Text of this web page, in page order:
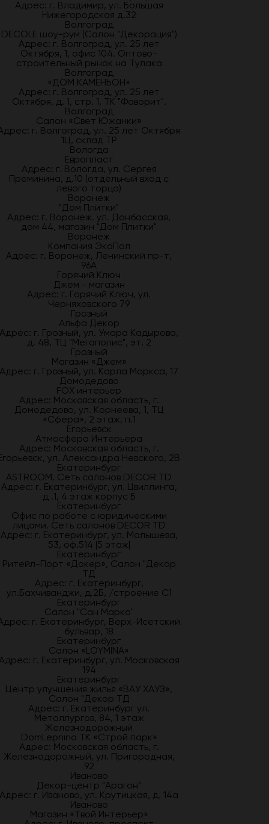
Адрес: г. Владимир, ул. Большая
Нижегородская д.32
Волгоград
DECOLE шоу-рум (Салон "Декорация")
Адрес: г. Волгоград, ул. 25 лет
Октября, 1, офис 104. Оптово-
строительный рынок на Тулака
Волгоград
«ДОМ КАМЕНЬОН»
Адрес: г. Волгоград, ул. 25 лет
Октября, д. 1, стр. 1, ТК "Фаворит".
Волгоград
Салон «Свет Южанки»
г. Волгоград, ул. 25 лет Октября
1Ц, склад ТР
Вологда
Европласт
Адрес: г. Вологда, ул. Сергея
Преминина, д.10 (отдельный вход с
левого торца)
Воронеж
"Дом Плитки"
Адрес: г. Воронеж. ул. Донбасская,
дом 44, магазин "Дом Плитки"
Воронеж
Компания ЭкоПол
Адрес: г. Воронеж, Ленинский пр-т,
96А
Горячий Ключ
Джем - магазин
Адрес: г. Горячий Ключ, ул.
Черняховского 79
Грозный
Альфа Декор
Адрес: г. Грозный, ул. Умара Кадырова,
д. 48, ТЦ "Мегаполис", эт. 2
Грозный
Магазин «Джем»
Адрес: г. Грозный, ул. Карла Маркса, 17
Домодедово
FOX интерьер
Адрес: Московская область, г.
Домодедово, ул. Корнеева, 1, ТЦ
«Сфера», 2 этаж, п.1
Егорьевск
Атмосфера Интерьера
Адрес: Московская область, г.
ул. Александра Невского, 2В
Екатеринбург
ASTROOM. Сеть салонов DECOR TD
Адрес: г. Екатеринбург, ул. Цвиллинга,
д .1, 4 этаж корпус Б
Екатеринбург
Офис по работе с юридическими
лицами. Сеть салонов DECOR TD
Адрес: г. Екатеринбург, ул. Малышева,
53, оф.514 |5 этаж|
Екатеринбург
Ритейл-Порт «Докер», Салон "Декор
ТД
Адрес: г. Екатеринбург,
ул.Бахчиванджи, д.2Б, /строение С1
Екатеринбург
Салон "Сан Марко"
г. Екатеринбург, Верх-Исетский
бульвар, 18
Екатеринбург
Салон «LOYMINA»
г. Екатеринбург, ул. Московская
194
Екатеринбург
Центр улучшения жилья «ВАУ ХАУЗ»,
Салон "Декор ТД
Адрес: г. Екатеринбург ул.
Металлургов, 84, 1 этаж
Железнодорожный
DomLepnina ТК «Строй парк»
Адрес: Московская область, г.
Железнодорожный, ул. Пригородная,
92
Иваново
Декор-центр "Арагон"
Адрес: г. Иваново, ул. Крутицкая, д. 14а
Иваново
Магазин «Твой Интерьер»